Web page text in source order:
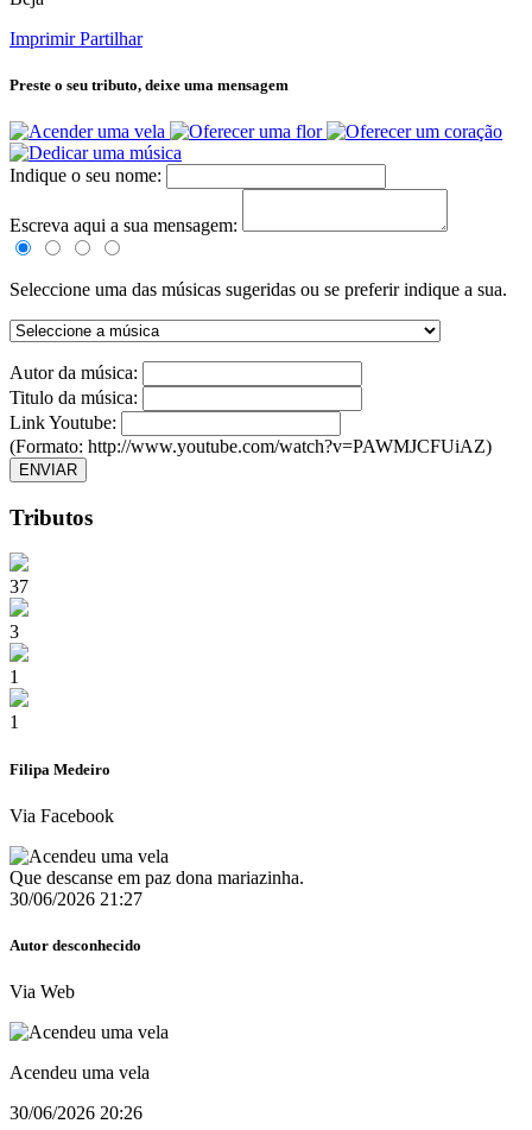
Imprimir Partilhar
Preste o seu tributo, deixe uma mensagem
Indique o seu nome:
Escreva aqui a sua mensagem:
Seleccione uma das músicas sugeridas ou se preferir indique a sua.
Autor da música:
Titulo da música:
Link Youtube:
(Formato: http://www.youtube.com/watch?v=PAWMJCFUiAZ)
ENVIAR
Tributos
37
3
1
1
Filipa Medeiro
Via Facebook
Que descanse em paz dona mariazinha.
30/06/2026 21:27
Autor desconhecido
Via Web
Acendeu uma vela
30/06/2026 20:26